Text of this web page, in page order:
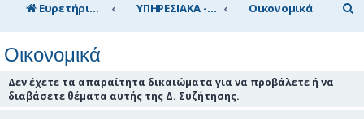
Ευρετήριο Δ. Συζήτησης ΥΠΗΡΕΣΙΑΚΑ - ΣΥΖΗΤΗΣΕΙΣ (για τα μέλη) Οικονομικά
ν
Οικονομικά
Δεν έχετε τα απαραίτητα δικαιώματα για να προβάλετε ή να
διαβάσετε θέματα αυτής της Δ. Συζήτησης.